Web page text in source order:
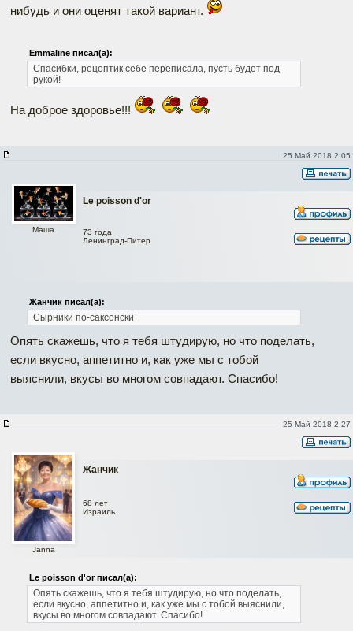
нибудь и они оценят такой вариант.
Emmaline писал(а):
Спасибки, рецептик себе переписала, пусть будет под
рукой!
На доброе здоровье!!!
25 Май 2018 2:05
Le poisson d'or
Маша
73 года
Ленинград-Питер
Жанчик писал(а):
Сырники по-саксонски
Опять скажешь, что я тебя штудирую, но что поделать,
если вкусно, аппетитно и, как уже мы с тобой
выяснили, вкусы во многом совпадают. Спасибо!
25 Май 2018 2:27
Жанчик
Janna
68 лет
Израиль
Le poisson d'or писал(а):
Опять скажешь, что я тебя штудирую, но что поделать,
если вкусно, аппетитно и, как уже мы с тобой выяснили,
вкусы во многом совпадают. Спасибо!